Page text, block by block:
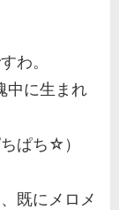
わ。
中に生まれ
ぱち☆）
既にメロメ